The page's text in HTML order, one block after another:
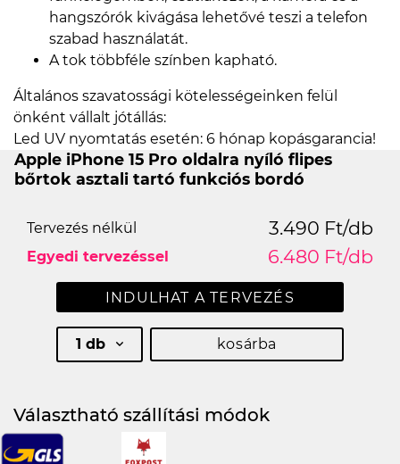
hangszórók kivágása lehetővé teszi a telefon
szabad használatát.
A tok többféle színben kapható.
Általános szavatossági kötelességeinken felül
önként vállalt jótállás:
Led UV nyomtatás esetén: 6 hónap kopásgarancia!
Apple iPhone 15 Pro oldalra nyíló flipes
bőrtok asztali tartó funkciós bordó
Tervezés nélkül 3.490 Ft/db
Egyedi tervezéssel 6.480 Ft/db
INDULHAT A TERVEZÉS
1 db kosárba
Választható szállítási módok